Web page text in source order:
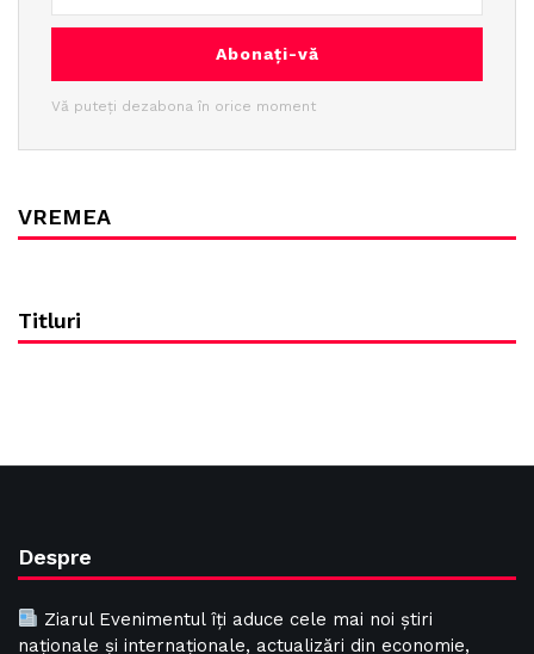
Abonați-vă
Vă puteți dezabona în orice moment
VREMEA
Titluri
Despre
Ziarul Evenimentul îți aduce cele mai noi știri
naționale și internaționale, actualizări din economie,